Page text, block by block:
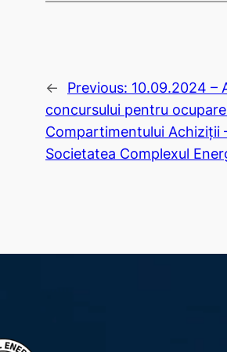
← Previous: 10.09.2024 –
concursului pentru
Compartimentului Achiziții
Societatea Complexul